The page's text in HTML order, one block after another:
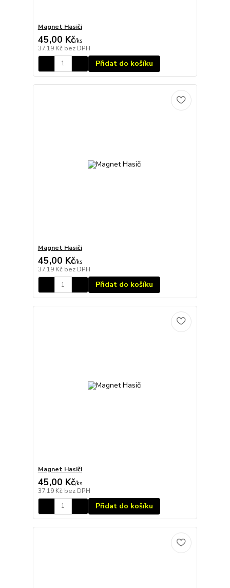
Magnet Hasiči
45,00 Kč/ks
37,19 Kč bez DPH
Přidat do košíku
Magnet Hasiči
45,00 Kč/ks
37,19 Kč bez DPH
Přidat do košíku
Magnet Hasiči
45,00 Kč/ks
37,19 Kč bez DPH
Přidat do košíku